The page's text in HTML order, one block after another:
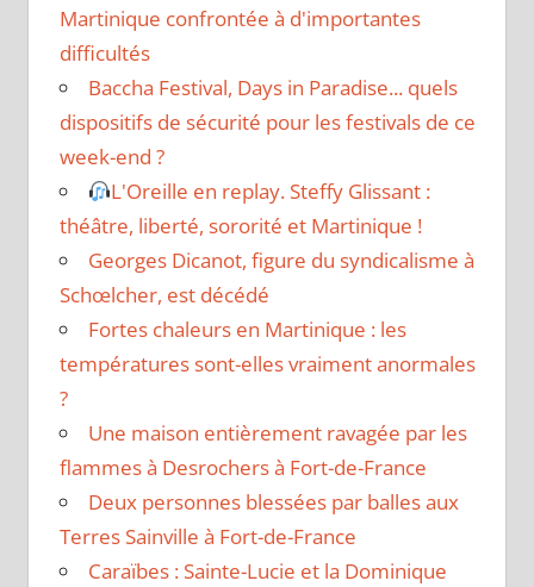
Martinique confrontée à d'importantes
difficultés
Baccha Festival, Days in Paradise... quels
dispositifs de sécurité pour les festivals de ce
week-end ?
L'Oreille en replay. Steffy Glissant :
théâtre, liberté, sororité et Martinique !
Georges Dicanot, figure du syndicalisme à
Schœlcher, est décédé
Fortes chaleurs en Martinique : les
températures sont-elles vraiment anormales
?
Une maison entièrement ravagée par les
flammes à Desrochers à Fort-de-France
Deux personnes blessées par balles aux
Terres Sainville à Fort-de-France
Caraïbes : Sainte-Lucie et la Dominique